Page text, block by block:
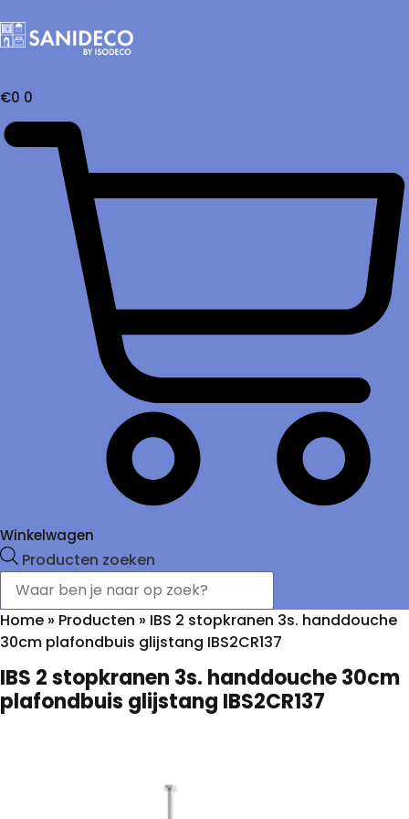
€0 0
Winkelwagen
Producten zoeken
Home » Producten » IBS 2 stopkranen 3s. handdouche
30cm plafondbuis glijstang IBS2CR137
IBS 2 stopkranen 3s. handdouche 30cm
plafondbuis glijstang IBS2CR137